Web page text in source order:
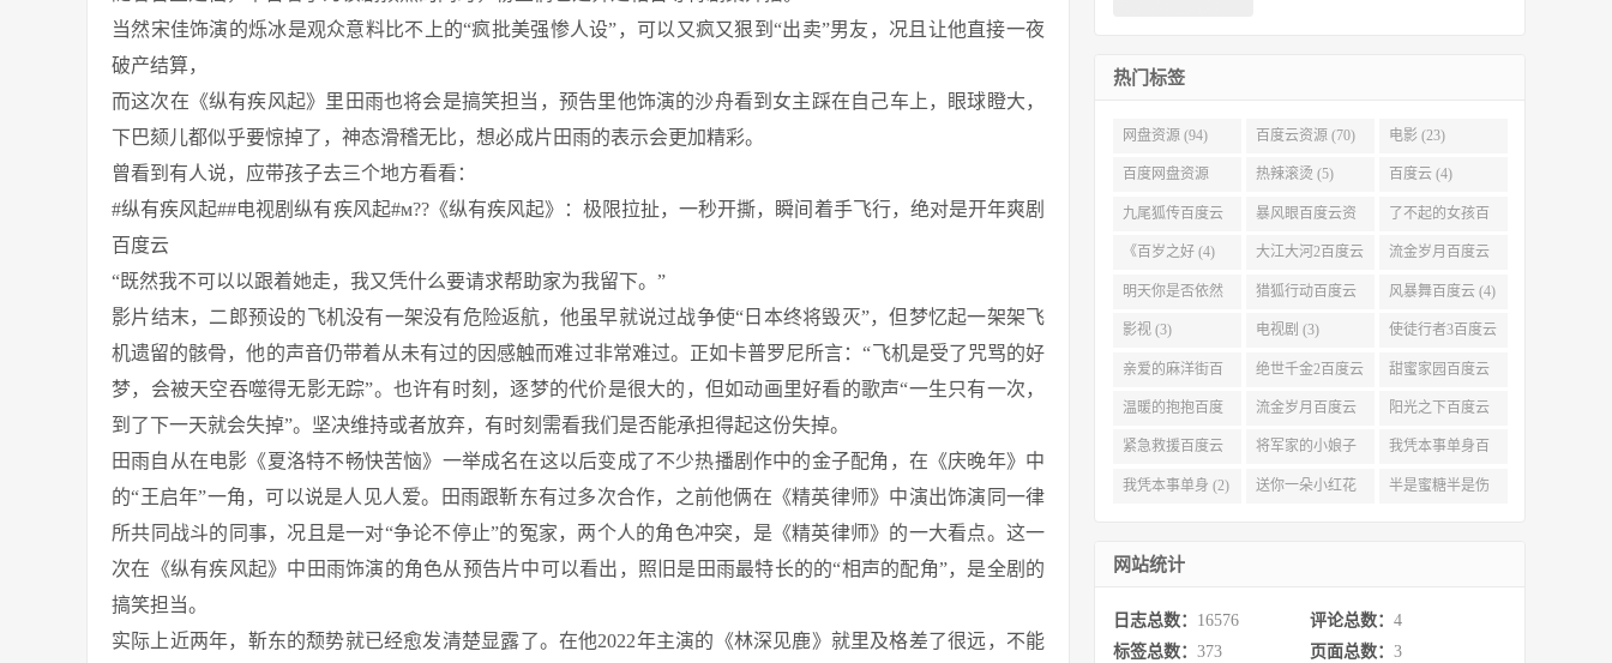
当然宋佳饰演的烁冰是观众意料比不上的“疯批美强惨人设”，可以又疯又狠到“出卖”男友，况且让他直接一夜
破产结算，
而这次在《纵有疾风起》里田雨也将会是搞笑担当，预告里他饰演的沙舟看到女主踩在自己车上，眼球瞪大，
下巴颏儿都似乎要惊掉了，神态滑稽无比，想必成片田雨的表示会更加精彩。
曾看到有人说，应带孩子去三个地方看看：
#纵有疾风起##电视剧纵有疾风起#м??《纵有疾风起》：极限拉扯，一秒开撕，瞬间着手飞行，绝对是开年爽剧
百度云
“既然我不可以以跟着她走，我又凭什么要请求帮助家为我留下。”
影片结末，二郎预设的飞机没有一架没有危险返航，他虽早就说过战争使“日本终将毁灭”，但梦忆起一架架飞
机遗留的骸骨，他的声音仍带着从未有过的因感触而难过非常难过。正如卡普罗尼所言：“飞机是受了咒骂的好
梦，会被天空吞噬得无影无踪”。也许有时刻，逐梦的代价是很大的，但如动画里好看的歌声“一生只有一次，
到了下一天就会失掉”。坚决维持或者放弃，有时刻需看我们是否能承担得起这份失掉。
田雨自从在电影《夏洛特不畅快苦恼》一举成名在这以后变成了不少热播剧作中的金子配角，在《庆晚年》中
的“王启年”一角，可以说是人见人爱。田雨跟靳东有过多次合作，之前他俩在《精英律师》中演出饰演同一律
所共同战斗的同事，况且是一对“争论不停止”的冤家，两个人的角色冲突，是《精英律师》的一大看点。这一
次在《纵有疾风起》中田雨饰演的角色从预告片中可以看出，照旧是田雨最特长的的“相声的配角”，是全剧的
搞笑担当。
实际上近两年，靳东的颓势就已经愈发清楚显露了。在他2022年主演的《林深见鹿》就里及格差了很远，不能
热门标签
网盘资源 (94) 百度云资源 (70) 电影 (23)
百度网盘资源
(11)
热辣滚烫 (5) 百度云 (4)
九尾狐传百度云
(4)
暴风眼百度云资
源 (4)
了不起的女孩百
度云 (4)
《百岁之好 (4) 大江大河2百度云
(4)
流金岁月百度云
(4)
明天你是否依然
爱我百度云 (4)
猎狐行动百度云
(4)
风暴舞百度云 (4)
影视 (3) 电视剧 (3) 使徒行者3百度云
资源 (3)
亲爱的麻洋街百
度云资源 (3)
绝世千金2百度云
(3)
甜蜜家园百度云
(3)
温暖的抱抱百度
云 (3)
流金岁月百度云
完整网盘 (3)
阳光之下百度云
(3)
紧急救援百度云
资源 (2)
将军家的小娘子
百度云 (2)
我凭本事单身百
度云资源 (2)
我凭本事单身 (2) 送你一朵小红花 半是蜜糖半是伤
网站统计
日志总数： 16576 评论总数： 4
标签总数： 373 页面总数： 3